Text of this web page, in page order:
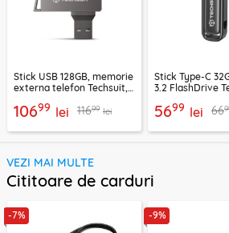
Stick USB 128GB, memorie
externa telefon Techsuit,
10699 lei 11699 lei
Stick Type-C
3.2 FlashDrive
5699 lei 66
VEZI MAI MULTE
Cititoare de carduri
-7% -9%